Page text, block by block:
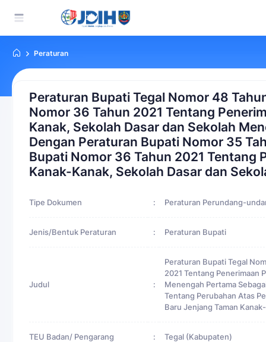
Peraturan
Peraturan Bupati Tegal Nomor 48
Nomor 36 Tahun 2021 Tentang
Kanak, Sekolah Dasar dan Sekolah
Dengan Peraturan Bupati Nomor 35
Bupati Nomor 36 Tahun 2021 Tentang
Kanak-Kanak, Sekolah Dasar dan
Tipe Dokumen : Peraturan Perundang-
Jenis/Bentuk Peraturan : Peraturan Bupati
Judul :
Peraturan Bupati Tegal
2021 Tentang Penerimaan
Menengah Pertama
Tentang Perubahan Atas
Baru Jenjang Taman
TEU Badan/ Pengarang : Tegal (Kabupaten)